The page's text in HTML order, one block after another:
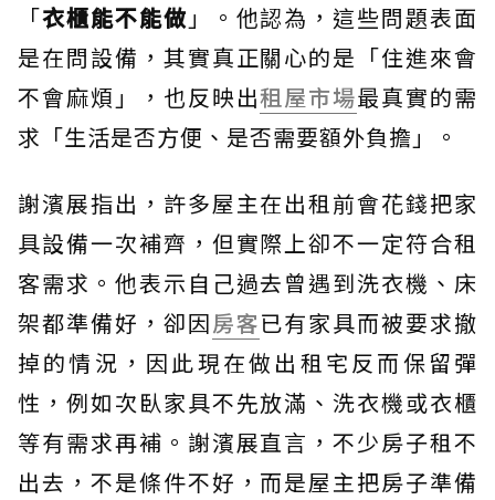
「衣櫃能不能做 」。他認為，這些問題表面
是在問設備，其實真正關心的是「住進來會
不會麻煩」，也反映出租屋市場最真實的需
求「生活是否方便、是否需要額外負擔」。
謝濱展指出，許多屋主在出租前會花錢把家
具設備一次補齊，但實際上卻不一定符合租
客需求。他表示自己過去曾遇到洗衣機、床
架都準備好，卻因房客已有家具而被要求撤
掉的情況，因此現在做出租宅反而保留彈
性，例如次臥家具不先放滿、洗衣機或衣櫃
等有需求再補。謝濱展直言，不少房子租不
出去，不是條件不好，而是屋主把房子準備